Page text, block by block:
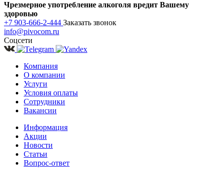
Чрезмерное употребление алкоголя вредит Вашему
здоровью
+7 903-666-2-444 Заказать звонок
info@pivocom.ru
Соцсети
Компания
О компании
Услуги
Условия оплаты
Сотрудники
Вакансии
Информация
Акции
Новости
Статьи
Вопрос-ответ